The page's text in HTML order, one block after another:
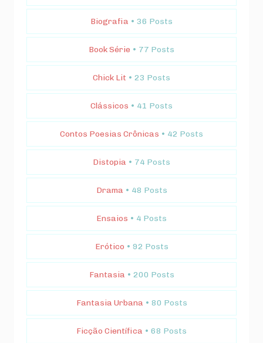
Biografia • 36 Posts
Book Série • 77 Posts
Chick Lit • 23 Posts
Clássicos • 41 Posts
Contos Poesias Crônicas • 42 Posts
Distopia • 74 Posts
Drama • 48 Posts
Ensaios • 4 Posts
Erótico • 92 Posts
Fantasia • 200 Posts
Fantasia Urbana • 80 Posts
Ficção Científica • 68 Posts